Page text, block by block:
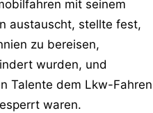
mit seinem
austauscht, stellte fest,
zu bereisen,
wurden, und
Talente dem Lkw-Fahren
waren.